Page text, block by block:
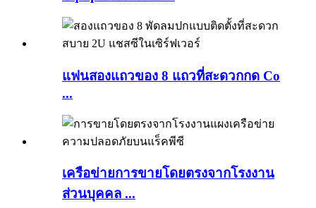
แฟนสองแถวของ 8 แถวที่สะดวกกด Co
...
เครือข่ายการขายโดยตรงจากโรงงาน
ส่วนบุคคล ...